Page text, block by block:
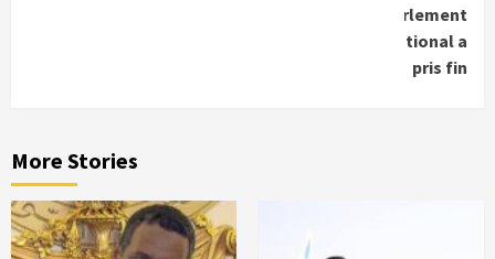
Parlement
National a
pris fin
More Stories